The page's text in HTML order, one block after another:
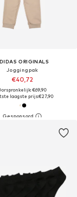
ORIGINALS
Joggingpak
€40,72
€69,90
laagste prijs:€27,90